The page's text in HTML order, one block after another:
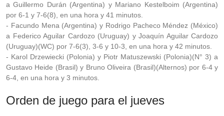
a Guillermo Durán (Argentina) y Mariano Kestelboim (Argentina)
por 6-1 y 7-6(8), en una hora y 41 minutos.
- Facundo Mena (Argentina) y Rodrigo Pacheco Méndez (México)
a Federico Aguilar Cardozo (Uruguay) y Joaquín Aguilar Cardozo
(Uruguay)(WC) por 7-6(3), 3-6 y 10-3, en una hora y 42 minutos.
- Karol Drzewiecki (Polonia) y Piotr Matuszewski (Polonia)(N° 3) a
Gustavo Heide (Brasil) y Bruno Oliveira (Brasil)(Alternos) por 6-4 y
6-4, en una hora y 3 minutos.
Orden de juego para el jueves